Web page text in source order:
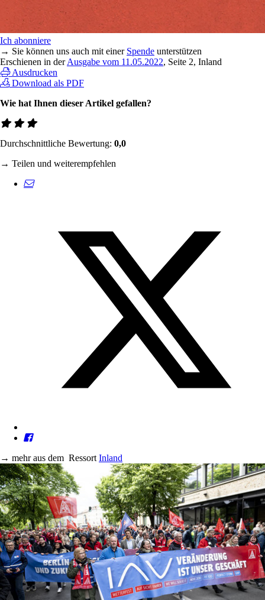
Ich abonniere
→ Sie können uns auch mit einer Spende unterstützen
Erschienen in derAusgabe vom 11.05.2022, Seite 2, Inland
Ausdrucken
Download als PDF
Wie hat Ihnen dieser Artikel gefallen?
Durchschnittliche Bewertung: 0,0
→ Teilen und weiterempfehlen
→ mehr aus dem Ressort Inland